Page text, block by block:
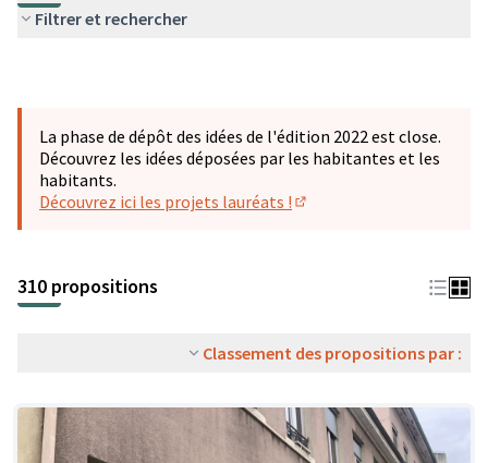
Filtrer et rechercher
La phase de dépôt des idées de l'édition 2022 est close.
Découvrez les idées déposées par les habitantes et les
habitants.
Découvrez ici les projets lauréats !
310 propositions
Classement des propositions par :